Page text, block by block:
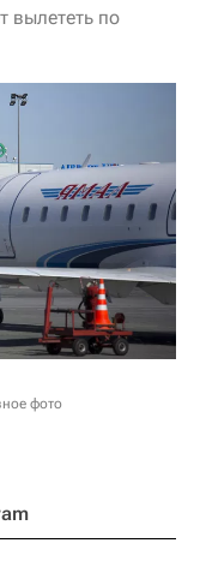
вылететь по
фото